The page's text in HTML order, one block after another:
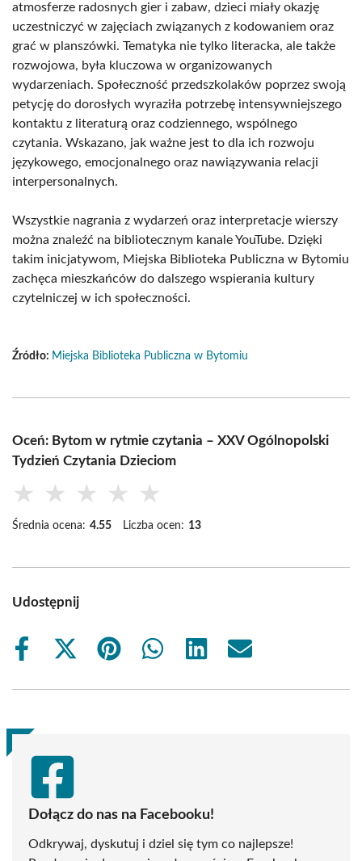
atmosferze radosnych gier i zabaw, dzieci miały okazję
uczestniczyć w zajęciach związanych z kodowaniem oraz
grać w planszówki. Tematyka nie tylko literacka, ale także
rozwojowa, była kluczowa w organizowanych
wydarzeniach. Społeczność przedszkolaków poprzez swoją
petycję do dorosłych wyraziła potrzebę intensywniejszego
kontaktu z literaturą oraz codziennego, wspólnego
czytania. Wskazano, jak ważne jest to dla ich rozwoju
językowego, emocjonalnego oraz nawiązywania relacji
interpersonalnych.
Wszystkie nagrania z wydarzeń oraz interpretacje wierszy
można znaleźć na bibliotecznym kanale YouTube. Dzięki
takim inicjatywom, Miejska Biblioteka Publiczna w Bytomiu
zachęca mieszkańców do dalszego wspierania kultury
czytelniczej w ich społeczności.
Źródło: Miejska Biblioteka Publiczna w Bytomiu
Oceń: Bytom w rytmie czytania – XXV Ogólnopolski
Tydzień Czytania Dzieciom
★ ★ ★ ★ ★
Średnia ocena: 4.55 Liczba ocen: 13
Udostępnij
Share
Share
(Twitter)
Share
Share
Share
Share
Dołącz do nas na Facebooku!
Odkrywaj, dyskutuj i dziel się tym co najlepsze!